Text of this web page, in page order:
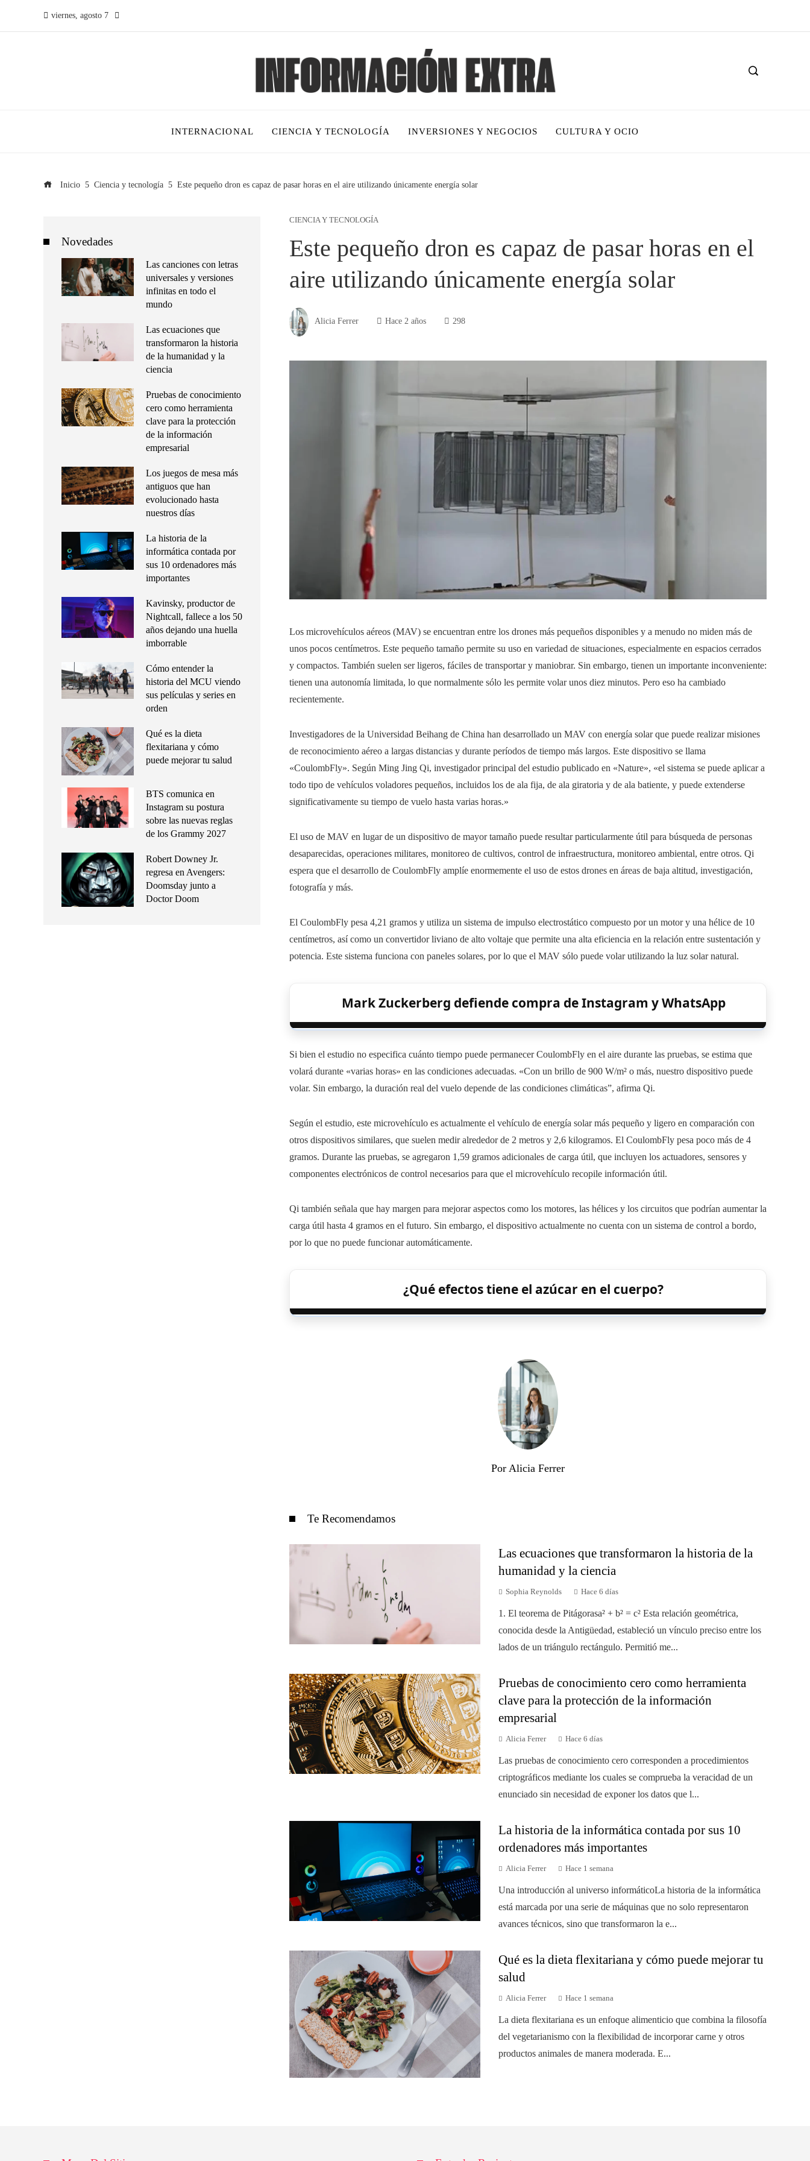
viernes, agosto 7
INTERNACIONAL CIENCIA Y TECNOLOGÍA INVERSIONES Y NEGOCIOS CULTURA Y OCIO
Inicio Ciencia y tecnología Este pequeño dron es capaz de pasar horas en el aire utilizando únicamente energía solar
CIENCIA Y TECNOLOGÍA
Este pequeño dron es capaz de pasar horas en el
aire utilizando únicamente energía solar
Alicia Ferrer Hace 2 años 298
Los microvehículos aéreos (MAV) se encuentran entre los drones más pequeños disponibles y a menudo no miden más de
unos pocos centímetros. Este pequeño tamaño permite su uso en variedad de situaciones, especialmente en espacios cerrados
y compactos. También suelen ser ligeros, fáciles de transportar y maniobrar. Sin embargo, tienen un importante inconveniente:
tienen una autonomía limitada, lo que normalmente sólo les permite volar unos diez minutos. Pero eso ha cambiado
recientemente.
Investigadores de la Universidad Beihang de China han desarrollado un MAV con energía solar que puede realizar misiones
de reconocimiento aéreo a largas distancias y durante períodos de tiempo más largos. Este dispositivo se llama
«CoulombFly». Según Ming Jing Qi, investigador principal del estudio publicado en «Nature», «el sistema se puede aplicar a
todo tipo de vehículos voladores pequeños, incluidos los de ala fija, de ala giratoria y de ala batiente, y puede extenderse
significativamente su tiempo de vuelo hasta varias horas.»
El uso de MAV en lugar de un dispositivo de mayor tamaño puede resultar particularmente útil para búsqueda de personas
desaparecidas, operaciones militares, monitoreo de cultivos, control de infraestructura, monitoreo ambiental, entre otros. Qi
espera que el desarrollo de CoulombFly amplíe enormemente el uso de estos drones en áreas de baja altitud, investigación,
fotografía y más.
El CoulombFly pesa 4,21 gramos y utiliza un sistema de impulso electrostático compuesto por un motor y una hélice de 10
centímetros, así como un convertidor liviano de alto voltaje que permite una alta eficiencia en la relación entre sustentación y
potencia. Este sistema funciona con paneles solares, por lo que el MAV sólo puede volar utilizando la luz solar natural.
Mark Zuckerberg defiende compra de Instagram y WhatsApp
Si bien el estudio no especifica cuánto tiempo puede permanecer CoulombFly en el aire durante las pruebas, se estima que
volará durante «varias horas» en las condiciones adecuadas. «Con un brillo de 900 W/m² o más, nuestro dispositivo puede
volar. Sin embargo, la duración real del vuelo depende de las condiciones climáticas”, afirma Qi.
Según el estudio, este microvehículo es actualmente el vehículo de energía solar más pequeño y ligero en comparación con
otros dispositivos similares, que suelen medir alrededor de 2 metros y 2,6 kilogramos. El CoulombFly pesa poco más de 4
gramos. Durante las pruebas, se agregaron 1,59 gramos adicionales de carga útil, que incluyen los actuadores, sensores y
componentes electrónicos de control necesarios para que el microvehículo recopile información útil.
Qi también señala que hay margen para mejorar aspectos como los motores, las hélices y los circuitos que podrían aumentar la
carga útil hasta 4 gramos en el futuro. Sin embargo, el dispositivo actualmente no cuenta con un sistema de control a bordo,
por lo que no puede funcionar automáticamente.
¿Qué efectos tiene el azúcar en el cuerpo?
Por Alicia Ferrer
Te Recomendamos
Las ecuaciones que transformaron la historia de la
humanidad y la ciencia
Sophia Reynolds Hace 6 días
1. El teorema de Pitágorasa² + b² = c² Esta relación geométrica,
conocida desde la Antigüedad, estableció un vínculo preciso entre los
lados de un triángulo rectángulo. Permitió me...
Pruebas de conocimiento cero como herramienta
clave para la protección de la información
empresarial
Alicia Ferrer Hace 6 días
Las pruebas de conocimiento cero corresponden a procedimientos
criptográficos mediante los cuales se comprueba la veracidad de un
enunciado sin necesidad de exponer los datos que l...
La historia de la informática contada por sus 10
ordenadores más importantes
Alicia Ferrer Hace 1 semana
Una introducción al universo informáticoLa historia de la informática
está marcada por una serie de máquinas que no solo representaron
avances técnicos, sino que transformaron la e...
Qué es la dieta flexitariana y cómo puede mejorar tu
salud
Alicia Ferrer Hace 1 semana
La dieta flexitariana es un enfoque alimenticio que combina la filosofía
del vegetarianismo con la flexibilidad de incorporar carne y otros
productos animales de manera moderada. E...
Novedades
Las canciones con letras
universales y versiones
infinitas en todo el
mundo
Las ecuaciones que
transformaron la historia
de la humanidad y la
ciencia
Pruebas de conocimiento
cero como herramienta
clave para la protección
de la información
empresarial
Los juegos de mesa más
antiguos que han
evolucionado hasta
nuestros días
La historia de la
informática contada por
sus 10 ordenadores más
importantes
Kavinsky, productor de
Nightcall, fallece a los 50
años dejando una huella
imborrable
Cómo entender la
historia del MCU viendo
sus películas y series en
orden
Qué es la dieta
flexitariana y cómo
puede mejorar tu salud
BTS comunica en
Instagram su postura
sobre las nuevas reglas
de los Grammy 2027
Robert Downey Jr.
regresa en Avengers:
Doomsday junto a
Doctor Doom